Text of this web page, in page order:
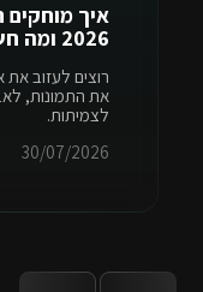
איך
2026 ומה חשוב לעשות לפני המחיקה?
רוצים לעזוב
את התמונות,
לצמיתות.
30/07/2026